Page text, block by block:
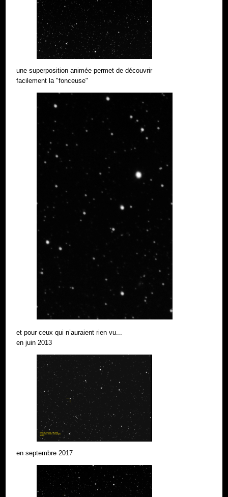
une superposition animée permet de découvrir
facilement la "fonceuse"
et pour ceux qui n’auraient rien vu...
en juin 2013
en septembre 2017